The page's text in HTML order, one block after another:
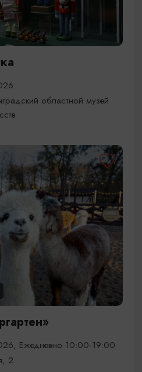
областной музей
Ежедневно 10:00-19:00
2